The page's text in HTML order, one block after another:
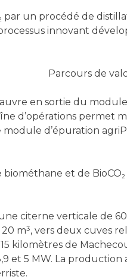
par un procédé de
innovant
Parcours de
en sortie du
d’opérations
module d’épuration
et de BioCO2
citerne verticale de
m³, vers deux cuves
kilomètres de
et 5 MW. La production